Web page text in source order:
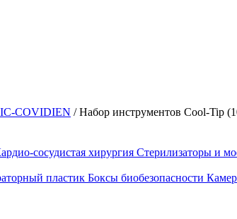
COVIDIEN /Набор инструментов Cool-Tip
сосудистая хирургия Стерилизаторы и
пластик Боксы биобезопасности